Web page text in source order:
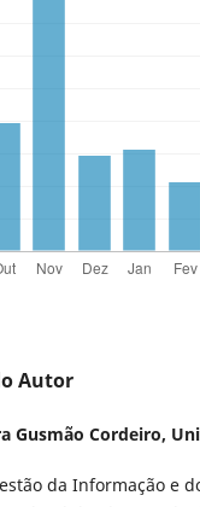
Autor
Gusmão Cordeiro,
da Informação e